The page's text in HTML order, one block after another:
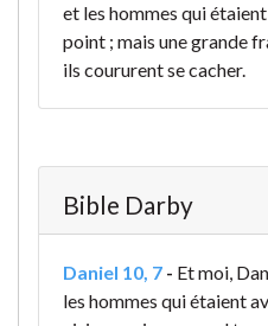
et les hommes qui
point ; mais une grande
ils coururent se cacher.
Bible Darby
Daniel 10, 7 - Et moi,
les hommes qui étaient